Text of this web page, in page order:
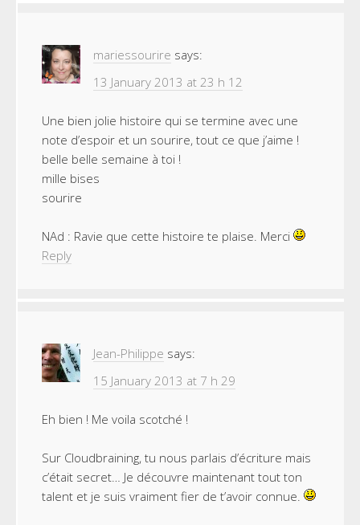
mariessourire says:
13 January 2013 at 23 h 12
Une bien jolie histoire qui se termine avec une
note d’espoir et un sourire, tout ce que j’aime !
belle belle semaine à toi !
mille bises
sourire
NAd : Ravie que cette histoire te plaise. Merci
Reply
Jean-Philippe says:
15 January 2013 at 7 h 29
Eh bien ! Me voila scotché !
Sur Cloudbraining, tu nous parlais d’écriture mais
c’était secret… Je découvre maintenant tout ton
talent et je suis vraiment fier de t’avoir connue.